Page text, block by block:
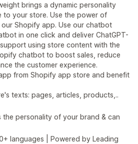
brings a dynamic personality
your store. Use the power of
Shopify app. Use our chatbot
in one click and deliver ChatGPT-
using store content with the
chatbot to boost sales, reduce
the customer experience.
from Shopify app store and benefit
texts: pages, articles, products,..
the personality of your brand & can
languages | Powered by Leading